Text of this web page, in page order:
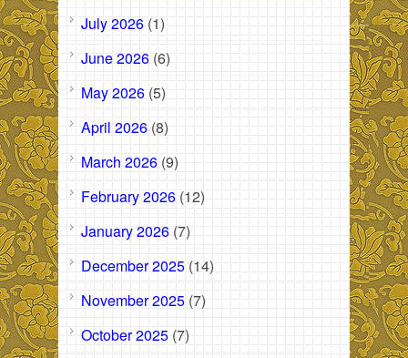
July 2026 (1)
June 2026 (6)
May 2026 (5)
April 2026 (8)
March 2026 (9)
February 2026 (12)
January 2026 (7)
December 2025 (14)
November 2025 (7)
October 2025 (7)